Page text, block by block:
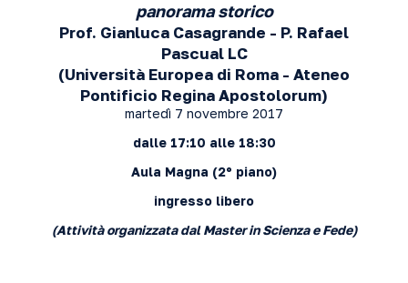
panorama storico
Prof. Gianluca Casagrande - P. Rafael
Pascual LC
(Università Europea di Roma - Ateneo
Pontificio ReginaApostolorum)
martedì 7 novembre 2017
dalle 17:10 alle 18:30
Aula Magna (2º piano)
ingresso libero
(Attività organizzata dal Master in Scienza e Fede)